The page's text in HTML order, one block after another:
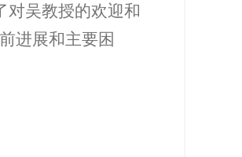
对吴教授的欢迎和
进展和主要困